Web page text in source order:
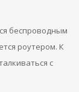
беспроводным
роутером. К
с